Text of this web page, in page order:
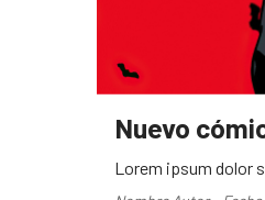
Nuevo
Lorem ipsum dolor